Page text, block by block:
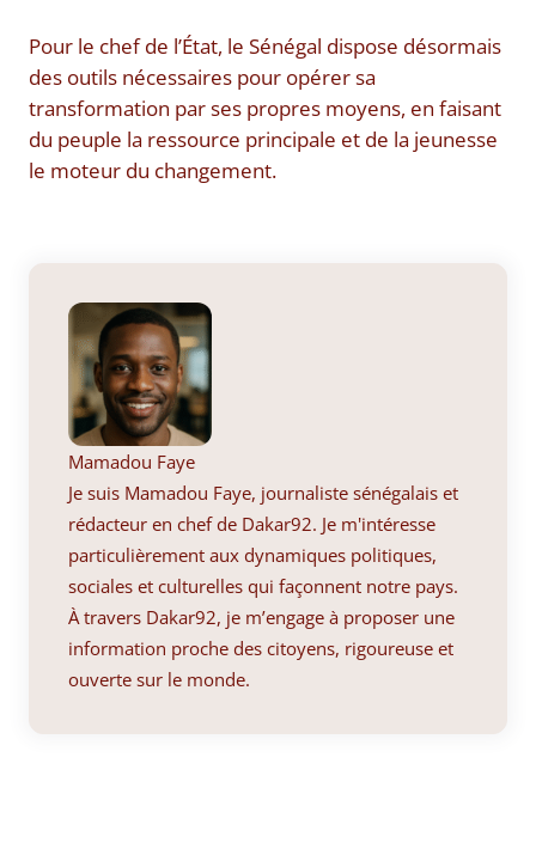
Pour le chef de l’État, le Sénégal dispose désormais
des outils nécessaires pour opérer sa
transformation par ses propres moyens, en faisant
du peuple la ressource principale et de la jeunesse
le moteur du changement.
Mamadou Faye
Je suis Mamadou Faye, journaliste sénégalais et
rédacteur en chef de Dakar92. Je m'intéresse
particulièrement aux dynamiques politiques,
sociales et culturelles qui façonnent notre pays.
À travers Dakar92, je m’engage à proposer une
information proche des citoyens, rigoureuse et
ouverte sur le monde.